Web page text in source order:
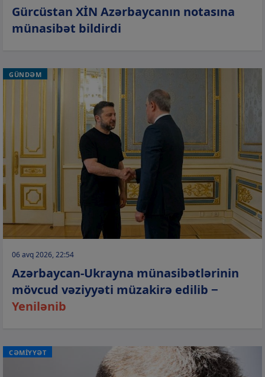
Gürcüstan XİN Azərbaycanın notasına
münasibət bildirdi
GÜNDƏM
06 avq 2026, 22:54
Azərbaycan-Ukrayna münasibətlərinin
mövcud vəziyyəti müzakirə edilib −
Yenilənib
CƏMİYYƏT